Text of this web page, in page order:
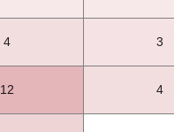
4 3
12 4